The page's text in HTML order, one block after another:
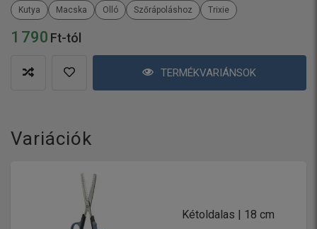
1 790 Ft-tól
TERMÉKVARIÁNSOK
Kutya Macska Olló Szőrápoláshoz Trixie
Variációk
Kétoldalas | 18 cm